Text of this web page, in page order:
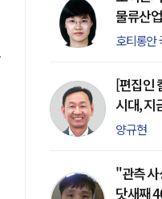
물류산
목표…동
호티롱안
[편집인 칼럼] 외
시대, 지
여는 용
양규현
"관측
닷새째